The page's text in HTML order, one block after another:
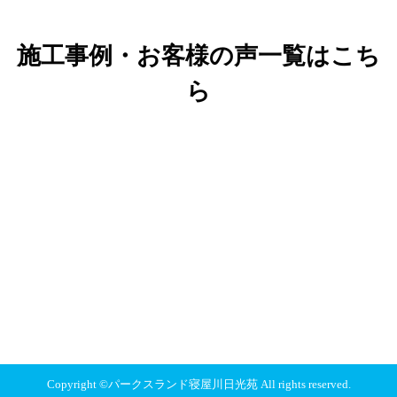
施工事例・お客様の声一覧はこち
ら
Copyright ©パークスランド寝屋川日光苑 All rights reserved.